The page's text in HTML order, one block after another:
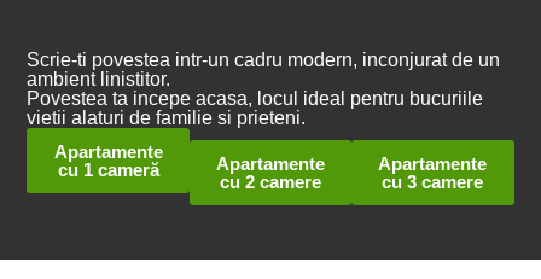
Scrie-ti povestea intr-un cadru modern, inconjurat de un
ambient linistitor.
Povestea ta incepe acasa, locul ideal pentru bucuriile
vietii alaturi de familie si prieteni.
Apartamente
cu 1 cameră​
Apartamente
cu 2 camere
Apartamente
cu 3 camere